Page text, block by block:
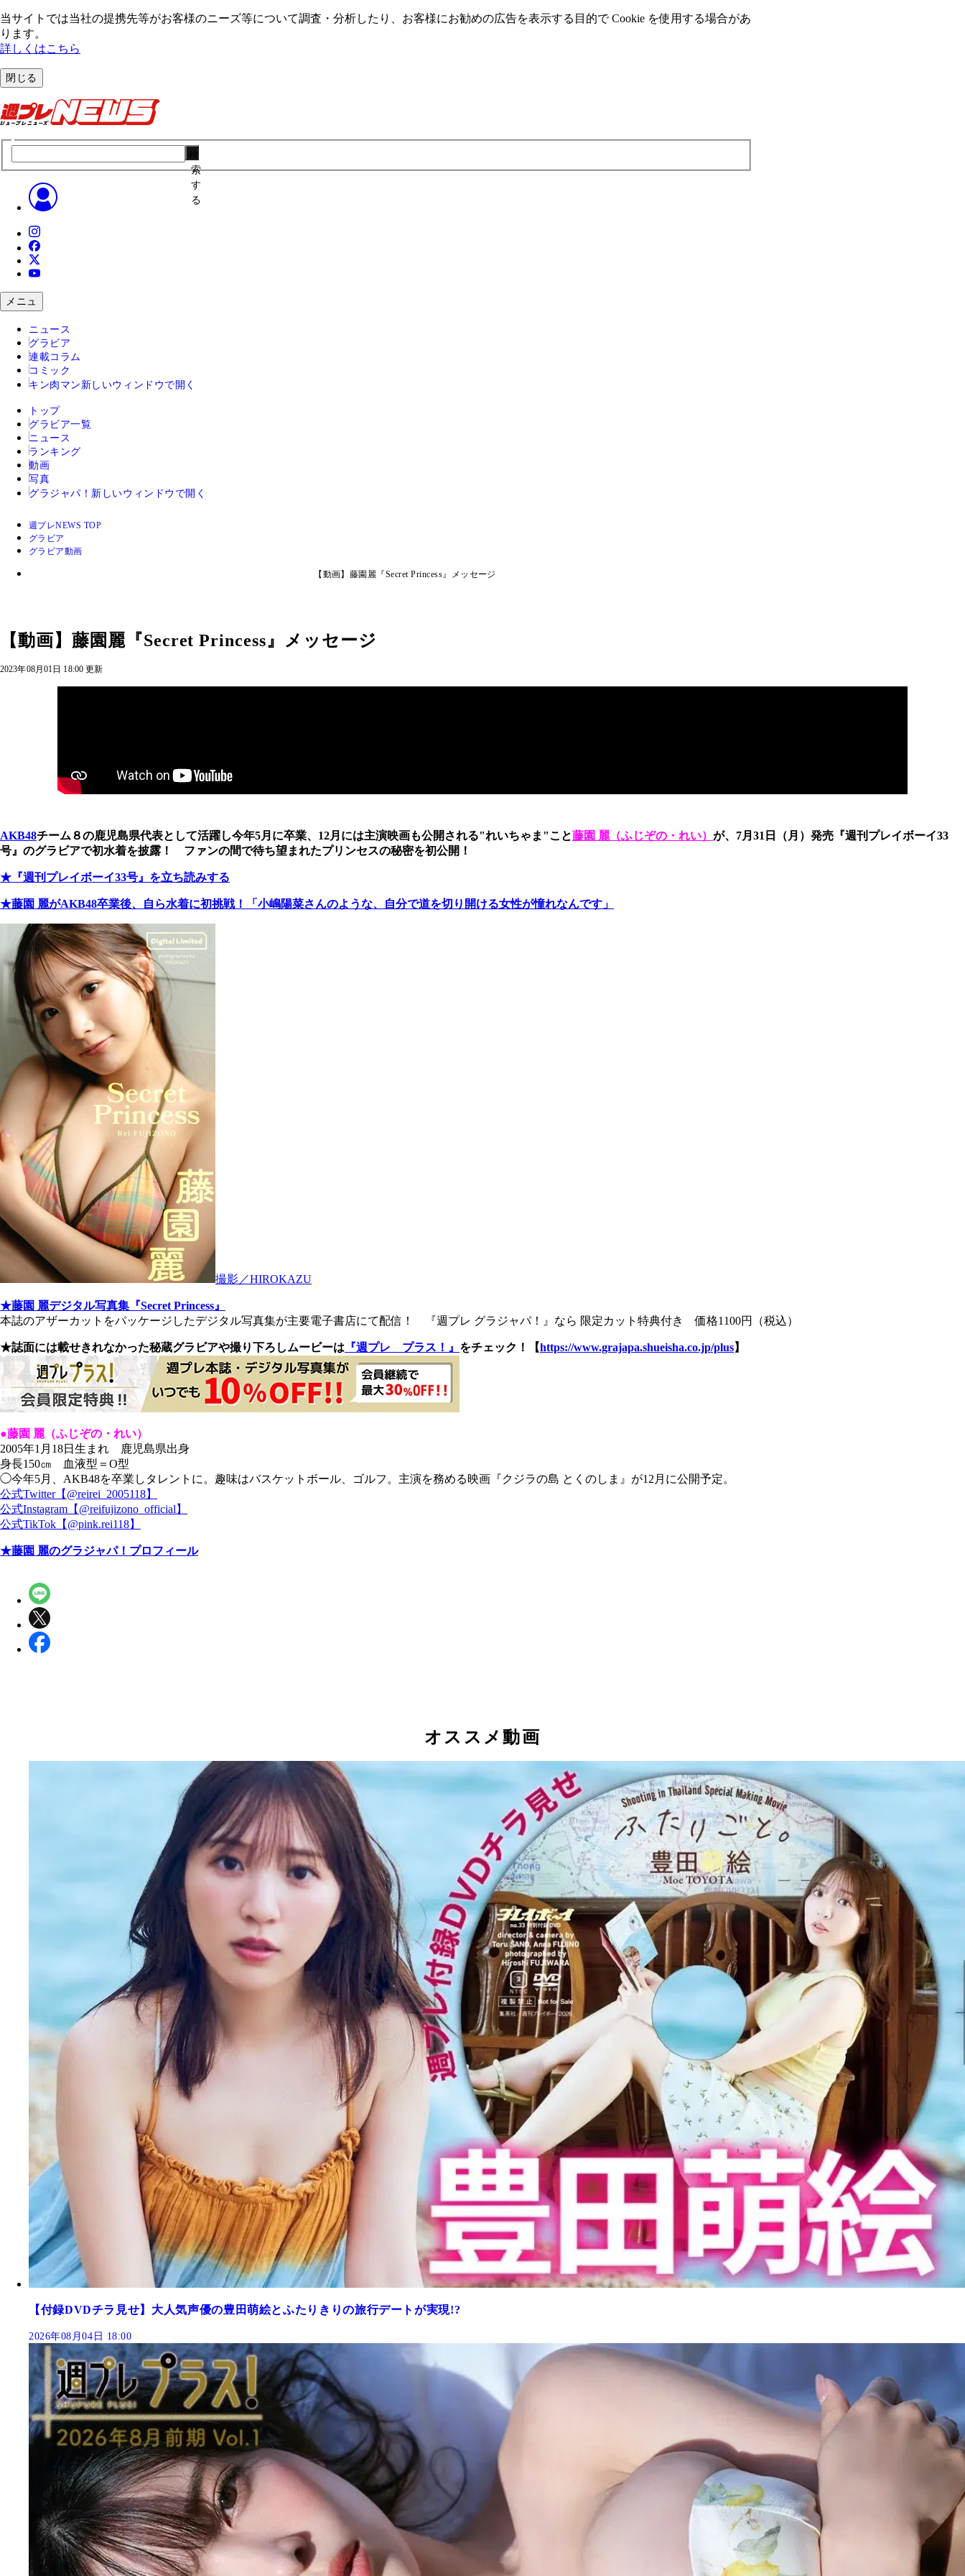
当サイトでは当社の提携先等がお客様のニーズ等について調査・分析したり、お客様にお勧めの広告を表⽰する⽬的で Cookie を使⽤する場合があ
ります。
詳しくはこちら
閉じる
索
す
る
メニュ
ニュース
グラビア
連載コラム
コミック
キン肉マン 新しいウィンドウで開く
トップ
グラビア一覧
ニュース
ランキング
動画
写真
グラジャパ！ 新しいウィンドウで開く
週プレNEWS TOP
グラビア
グラビア動画
【動画】藤園麗『Secret Princess』メッセージ
【動画】藤園麗『Secret Princess』メッセージ
2023年08月01日 18:00 更新
AKB48チーム８の鹿児島県代表として活躍し今年5月に卒業、12月には主演映画も公開される"れいちゃま"こと藤園 麗（ふじぞの・れい） が、7月31日（月）発売『週刊プレイボーイ33
号』のグラビアで初水着を披露！ ファンの間で待ち望まれたプリンセスの秘密を初公開！
★『週刊プレイボーイ33号』を立ち読みする
★藤園 麗がAKB48卒業後、自ら水着に初挑戦！「小嶋陽菜さんのような、自分で道を切り開ける女性が憧れなんです」
撮影／HIROKAZU
★藤園 麗デジタル写真集『Secret Princess』
本誌のアザーカットをパッケージしたデジタル写真集が主要電子書店にて配信！ 『週プレ グラジャパ！』なら 限定カット特典付き 価格1100円（税込）
★誌面には載せきれなかった秘蔵グラビアや撮り下ろしムービーは 『週プレ プラス！』 をチェック！【https://www.grajapa.shueisha.co.jp/plus】
●藤園 麗（ふじぞの・れい）
2005年1月18日生まれ 鹿児島県出身
身長150㎝ 血液型＝O型
◯今年5月、AKB48を卒業しタレントに。趣味はバスケットボール、ゴルフ。主演を務める映画『クジラの島 とくのしま』が12月に公開予定。
公式Twitter【@reirei_2005118】
公式Instagram【@reifujizono_official】
公式TikTok【@pink.rei118】
★藤園 麗のグラジャパ！プロフィール
オススメ動画
【付録DVDチラ見せ】大人気声優の豊田萌絵とふたりきりの旅行デートが実現!?
2026年08月04日 18:00